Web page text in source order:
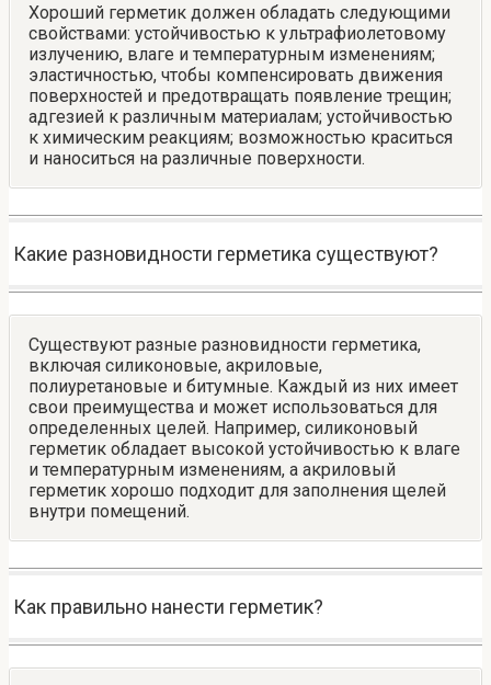
Хороший герметик должен обладать следующими
свойствами: устойчивостью к ультрафиолетовому
излучению, влаге и температурным изменениям;
эластичностью, чтобы компенсировать движения
поверхностей и предотвращать появление трещин;
адгезией к различным материалам; устойчивостью
к химическим реакциям; возможностью краситься
и наноситься на различные поверхности.
Какие разновидности герметика существуют?
Существуют разные разновидности герметика,
включая силиконовые, акриловые,
полиуретановые и битумные. Каждый из них имеет
свои преимущества и может использоваться для
определенных целей. Например, силиконовый
герметик обладает высокой устойчивостью к влаге
и температурным изменениям, а акриловый
герметик хорошо подходит для заполнения щелей
внутри помещений.
Как правильно нанести герметик?